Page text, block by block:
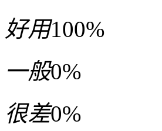
好用100%
一般0%
很差0%